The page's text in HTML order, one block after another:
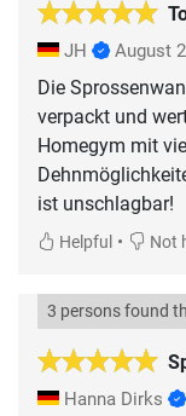
JH August
Die
verpackt und
Homegym mit
ist unschlagbar!
Helpful • Not
3 persons found
Hanna Dirks